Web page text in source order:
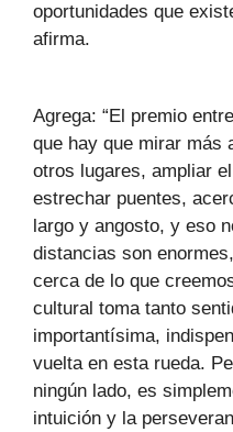
oportunidades que
afirma.
Agrega: “El premio
que hay que mirar más
otros lugares, ampliar
estrechar puentes,
largo y angosto, y eso
distancias son
cerca de lo que
cultural toma tanto
importantísima,
vuelta en esta rueda.
ningún lado, es
intuición y la